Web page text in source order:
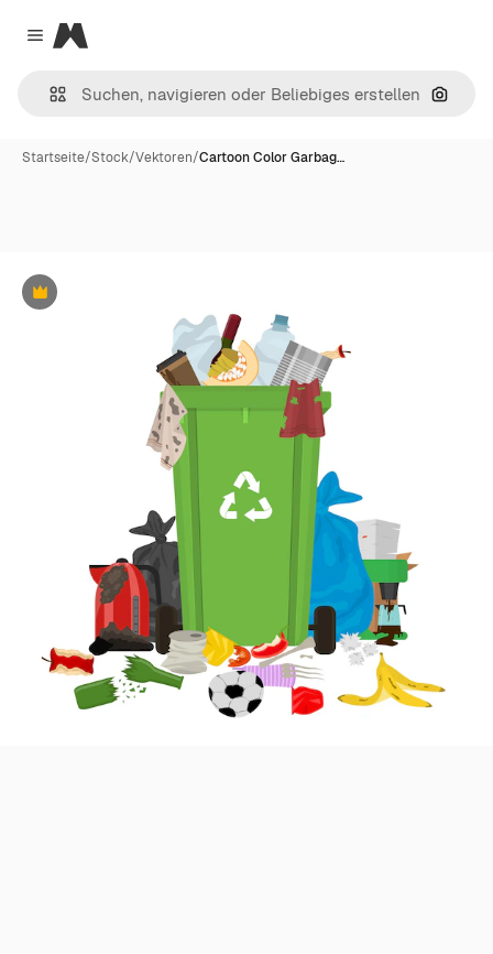
Close menu
Magnific
Nach
Startseite/Stock/Vektoren/Cartoon Color Garbag…
Premium